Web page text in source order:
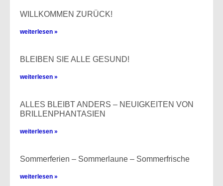
WILLKOMMEN ZURÜCK!
weiterlesen »
BLEIBEN SIE ALLE GESUND!​
weiterlesen »
ALLES BLEIBT ANDERS – NEUIGKEITEN VON
BRILLENPHANTASIEN
weiterlesen »
Sommerferien – Sommerlaune – Sommerfrische
weiterlesen »